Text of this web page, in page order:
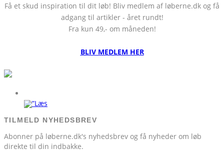
Få et skud inspiration til dit løb! Bliv medlem af løberne.dk og få
adgang til artikler - året rundt!
Fra kun 49,- om måneden!
BLIV MEDLEM HER
TILMELD NYHEDSBREV
Abonner på løberne.dk's nyhedsbrev og få nyheder om løb
direkte til din indbakke.